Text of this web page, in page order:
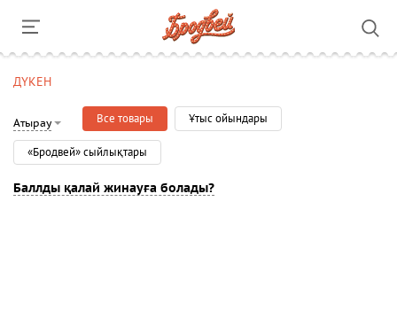
ДҮКЕН
Баллды қалай жинауға болады?
Атырау Все товары Ұтыс ойындары
«Бродвей» сыйлықтары